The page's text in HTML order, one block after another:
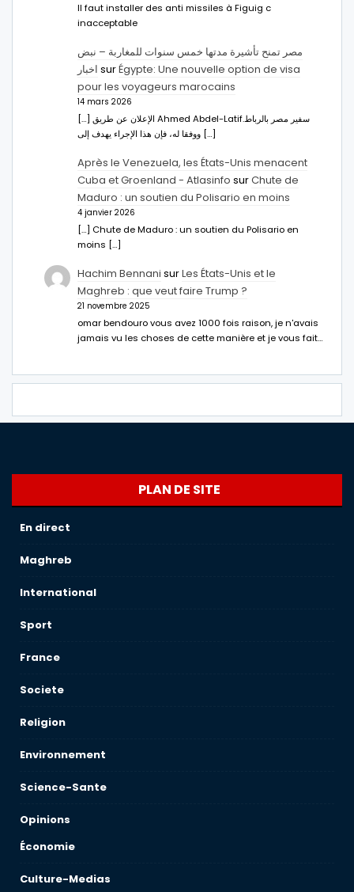
Il faut installer des anti missiles à Figuig c
inacceptable
مصر تمنح تأشيرة مدتها خمس سنوات للمغاربة – نبض
اخبار surÉgypte: Une nouvelle option de visa
pour les voyageurs marocains
14 mars 2026
[…] الإعلان عن طريق Ahmed Abdel-Latifسفير مصر بالرباط.
ووفقا له، فإن هذا الإجراء يهدف إلى […]
Après le Venezuela, les États-Unis menacent
Cuba et Groenland - Atlasinfo surChute de
Maduro : un soutien du Polisario en moins
4 janvier 2026
[…] Chute de Maduro : un soutien du Polisario en
moins […]
Hachim Bennani surLes États-Unis et le
Maghreb : que veut faire Trump ?
21 novembre 2025
omar bendouro vous avez 1000 fois raison, je n'avais
jamais vu les choses de cette manière et je vous fait…
PLAN DE SITE
En direct
Maghreb
International
Sport
France
Societe
Religion
Environnement
Science-Sante
Opinions
Économie
Culture-Medias